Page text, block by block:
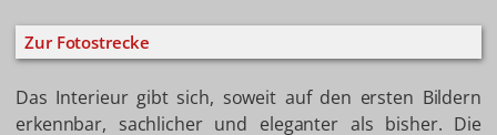
Zur Fotostrecke
Das Interieur gibt sich, soweit auf den ersten Bildern
erkennbar, sachlicher und eleganter als bisher. Die